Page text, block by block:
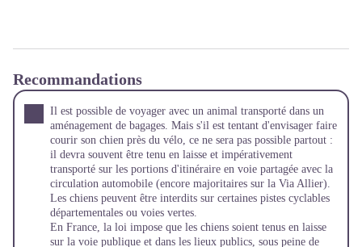
Recommandations
Il est possible de voyager avec un animal transporté dans un
aménagement de bagages. Mais s'il est tentant d'envisager faire
courir son chien près du vélo, ce ne sera pas possible partout :
il devra souvent être tenu en laisse et impérativement
transporté sur les portions d'itinéraire en voie partagée avec la
circulation automobile (encore majoritaires sur la Via Allier).
Les chiens peuvent être interdits sur certaines pistes cyclables
départementales ou voies vertes.
En France, la loi impose que les chiens soient tenus en laisse
sur la voie publique et dans les lieux publics, sous peine de